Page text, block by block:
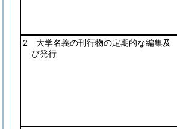
2 大学名義の刊行物の定期的な編集及
び発行